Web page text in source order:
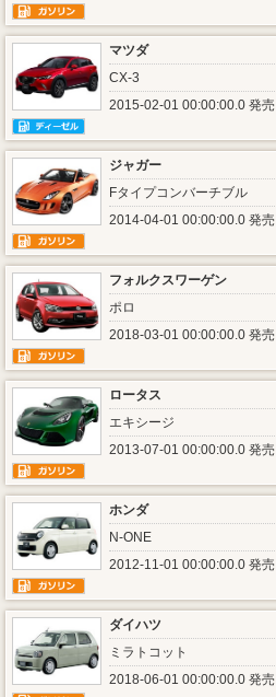
マツダ
CX-3
2015-02-01 00:00:00.0 発売
ジャガー
Fタイプコンバーチブル
2014-04-01 00:00:00.0 発売
フォルクスワーゲン
ポロ
2018-03-01 00:00:00.0 発売
ロータス
エキシージ
2013-07-01 00:00:00.0 発売
ホンダ
N-ONE
2012-11-01 00:00:00.0 発売
ダイハツ
ミラトコット
2018-06-01 00:00:00.0 発売